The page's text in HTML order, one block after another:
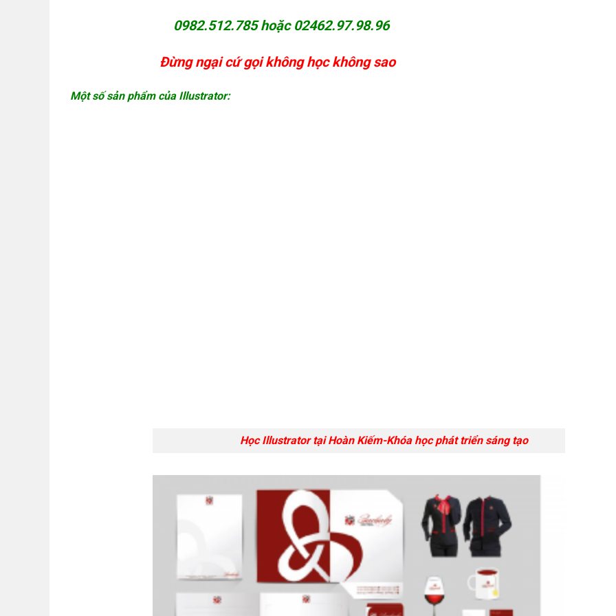
0982.512.785 hoặc 02462.97.98.96
Đừng ngại cứ gọi không học không sao
Một số sản phẩm của Illustrator:
Học Illustrator tại Hoàn Kiếm-Khóa học phát triển sáng tạo